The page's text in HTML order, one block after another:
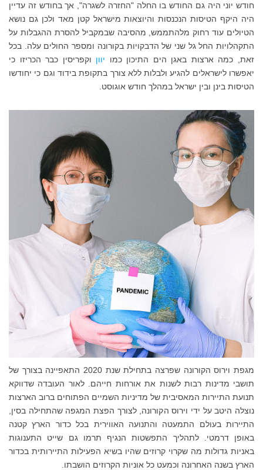
חודש יוני היה גם החודש בו החלה "החזרה לשגרה", אך בחודש זה עדיין
היה היקף הטיסות הנכנסות והיוצאות מישראל קטן מאד ולכן גם נושא
הטיולים עוד רחוק מלהתממש, מהסיבה שבמקביל להסרת ההגבלות על
התקהלויות החל גל שני של הדבקויות בקורונה ומספר החולים עלה. בכל
זאת, כמה ארצות באגן הים התיכון כמו יוון וקפריסין כבר הכריזו כי
יאפשרו לישראלים להגיע ולבלות ללא צורך בתקופת בידוד וגם כי יחודשו
הטיסות בינן ובין ישראל במהלך חודש אוגוסט.
מגפת וירוס הקורונה שפרצה בתחילת שנת 2020 התאפיינה בצורך של
תושבי מדינות רבות לשנות את אורחות חייהם. לאור העובדה שדווקא
תנועת התיירות המאסיבית של מדיניות השמיים הפתוחים ברוב הארצות
נוצלה היטב על ידי וירוס הקורונה, לצורך הפצת המגפה שהתחילה בסין,
התיירות בעולם התמעטה והתנועה האווירית בכל כדור הארץ קטנה
באופן דרמטי. לתהליך התפשטות הנגיף תרמו גם שייט התענוגות
באניות גדולות מה שקרוי קרוזים שהיו בשיא הפעילות התיירותית בכדור
הארץ בשנה האחרונה וכמעט כל אוניות הקרוזים הושבתו.